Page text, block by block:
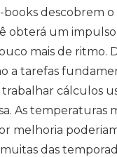
books descobrem
obterá um
mais de ritmo.
a tarefas
cálculos
As temperaturas
melhoria
das